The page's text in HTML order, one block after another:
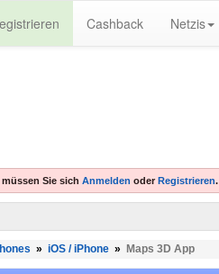
Cashback Netzis
Sie sich Anmelden oder Registrieren.
» iOS / iPhone » Maps 3D App